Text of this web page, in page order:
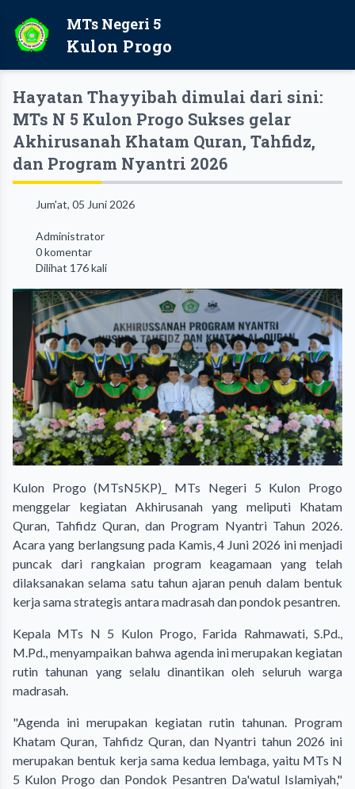
MTs Negeri 5
Kulon Progo
Hayatan Thayyibah dimulai dari sini:
MTs N 5 Kulon Progo Sukses gelar
Akhirusanah Khatam Quran, Tahfidz,
dan Program Nyantri 2026
Jum'at, 05 Juni 2026
Administrator
0 komentar
Dilihat 176 kali
Kulon Progo (MTsN5KP)_ MTs Negeri 5 Kulon Progo
menggelar kegiatan Akhirusanah yang meliputi Khatam
Quran, Tahfidz Quran, dan Program Nyantri Tahun 2026.
Acara yang berlangsung pada Kamis, 4 Juni 2026 ini menjadi
puncak dari rangkaian program keagamaan yang telah
dilaksanakan selama satu tahun ajaran penuh dalam bentuk
kerja sama strategis antara madrasah dan pondok pesantren.
Kepala MTs N 5 Kulon Progo, Farida Rahmawati, S.Pd.,
M.Pd., menyampaikan bahwa agenda ini merupakan kegiatan
rutin tahunan yang selalu dinantikan oleh seluruh warga
madrasah.
"Agenda ini merupakan kegiatan rutin tahunan. Program
Khatam Quran, Tahfidz Quran, dan Nyantri tahun 2026 ini
merupakan bentuk kerja sama kedua lembaga, yaitu MTs N
5 Kulon Progo dan Pondok Pesantren Da'watul Islamiyah,"